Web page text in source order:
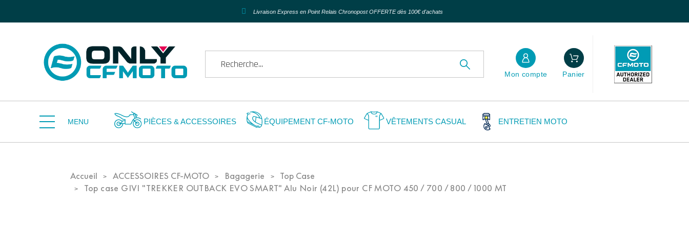
Livraison Express en Point Relais Chronopost OFFERTE dès 100€ d'achats
Mon compte Panier
MENU PIÈCES & ACCESSOIRES ÉQUIPEMENT CF-MOTO VÊTEMENTS CASUAL ENTRETIEN MOTO
Accueil ACCESSOIRES CF-MOTO Bagagerie
Top Case
Top case GIVI "TREKKER OUTBACK EVO SMART" Alu Noir (42L) pour CF MOTO 450 / 700 / 800 / 1000 MT